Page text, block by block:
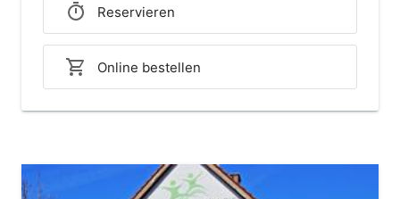
Reservieren
Online bestellen